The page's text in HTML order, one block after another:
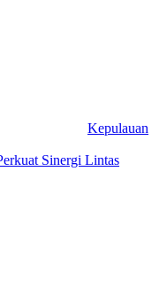
Kepulauan
Sinergi Lintas